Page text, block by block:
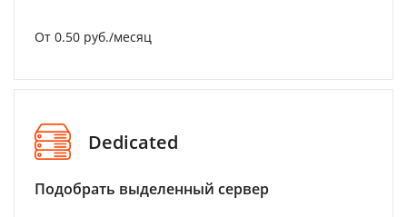
От 0.50 руб./месяц
Dedicated
Подобрать выделенный сервер